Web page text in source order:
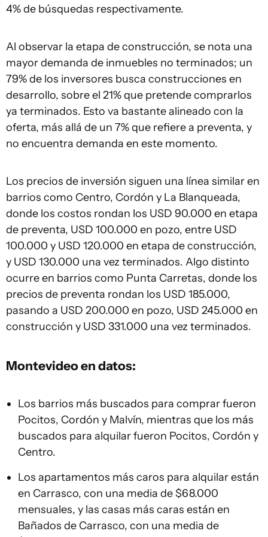
4% de búsquedas respectivamente.
Al observar la etapa de construcción, se nota una
mayor demanda de inmuebles no terminados; un
79% de los inversores busca construcciones en
desarrollo, sobre el 21% que pretende comprarlos
ya terminados. Esto va bastante alineado con la
oferta, más allá de un 7% que refiere a preventa, y
no encuentra demanda en este momento.
Los precios de inversión siguen una línea similar en
barrios como Centro, Cordón y La Blanqueada,
donde los costos rondan los USD 90.000 en etapa
de preventa, USD 100.000 en pozo, entre USD
100.000 y USD 120.000 en etapa de construcción,
y USD 130.000 una vez terminados. Algo distinto
ocurre en barrios como Punta Carretas, donde los
precios de preventa rondan los USD 185.000,
pasando a USD 200.000 en pozo, USD 245.000 en
construcción y USD 331.000 una vez terminados.
Montevideo en datos:
Los barrios más buscados para comprar fueron
Pocitos, Cordón y Malvín, mientras que los más
buscados para alquilar fueron Pocitos, Cordón y
Centro.
Los apartamentos más caros para alquilar están
en Carrasco, con una media de $68.000
mensuales, y las casas más caras están en
Bañados de Carrasco, con una media de